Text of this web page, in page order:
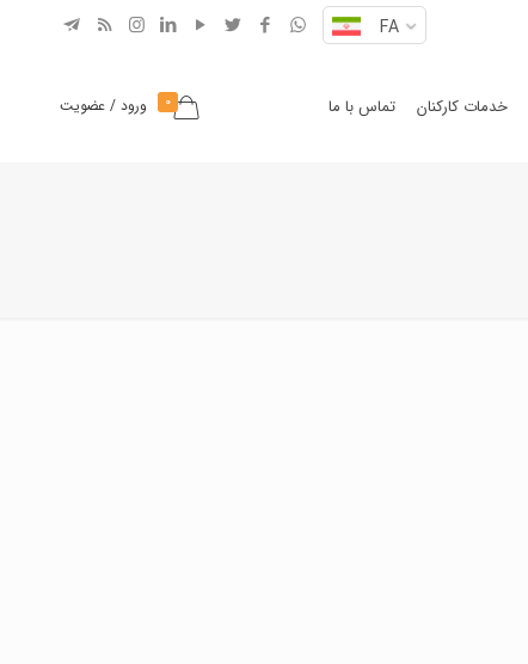
FA
خدمات کارکنان تماس با ما 0 ورود / عضویت